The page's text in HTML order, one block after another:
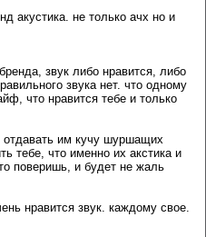
акустика. не только ачх но и
звук либо нравится, либо
звука нет. что одному
что нравится тебе и только
им кучу шуршащих
тебе, что именно их акстика и
поверишь, и будет не жаль
нравится звук. каждому свое.